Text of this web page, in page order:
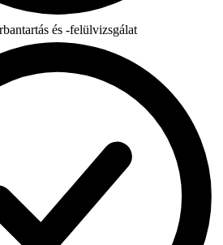
és -felülvizsgálat